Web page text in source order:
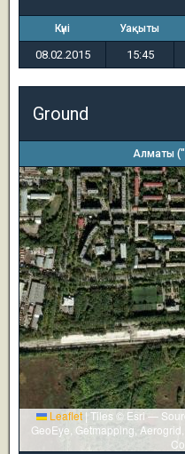
Күні Уақыты
08.02.2015 15:45
Ground
Алматы
Leaflet | Tiles © Esri —
GeoEye, Getmapping,